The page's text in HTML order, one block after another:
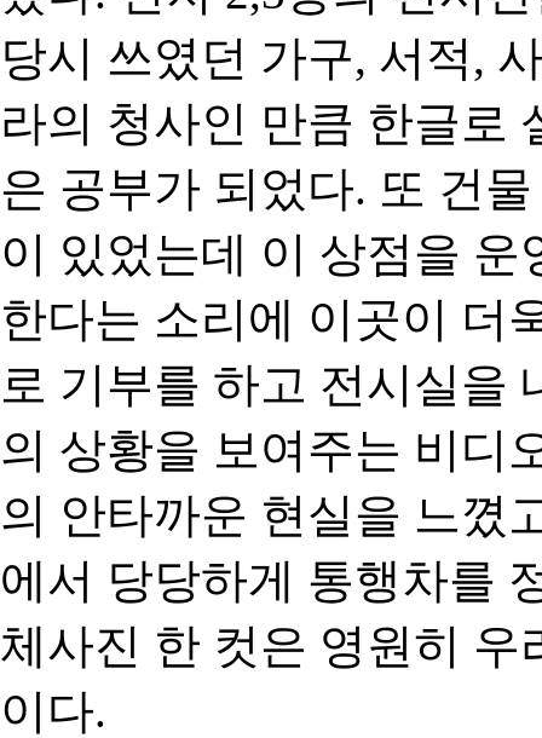
당시 쓰였던 가구, 서적,
라의 청사인 만큼 한글로
은 공부가 되었다. 또 건
이 있었는데 이 상점을
한다는 소리에 이곳이 더
로 기부를 하고 전시실을
의 상황을 보여주는 비디
의 안타까운 현실을 느꼈
에서 당당하게 통행차를
체사진 한 컷은 영원히
이다.